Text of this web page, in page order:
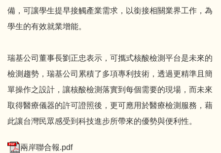
備，可讓學生提早接觸產業需求，以銜接相關業界工作，為
學生的有效就業增能。
瑞基公司董事長劉正忠表示，可攜式核酸檢測平台是未來的
檢測趨勢，瑞基公司累積了多項專利技術，透過更精準且簡
單操作之設計，讓核酸檢測落實到每個需要的現場，而未來
取得醫療儀器的許可證照後，更可應用於醫療檢測服務，藉
此讓台灣民眾感受到科技進步所帶來的優勢與便利性。
兩岸聯合報.pdf